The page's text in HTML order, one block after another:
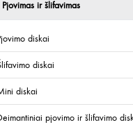
pjovimas ir šlifavimas
pjovimo diskai
šlifavimo diskai
mini diskai
deimantiniai pjovimo ir šlifavimo